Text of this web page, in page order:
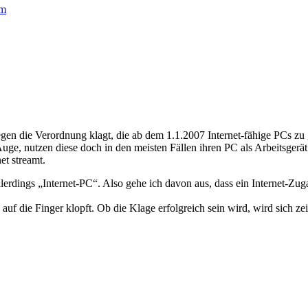
die Verordnung klagt, die ab dem 1.1.2007 Internet-fähige PCs
nutzen diese doch in den meisten Fällen ihren PC als
streamt.
„Internet-PC“. Also gehe ich davon aus, dass ein Internet-
auf die Finger klopft. Ob die Klage erfolgreich sein wird, wird sich